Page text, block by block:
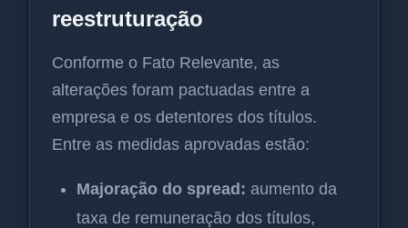
reestruturação
Conforme o Fato Relevante, as
alterações foram pactuadas entre a
empresa e os detentores dos títulos.
Entre as medidas aprovadas estão:
Majoração do spread: aumento da
taxa de remuneração dos títulos,